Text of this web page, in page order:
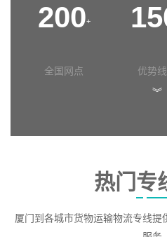
200+
全国网点 优势
︾
热门专
厦门到各城市货物运输物流专线